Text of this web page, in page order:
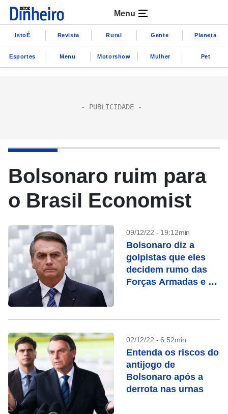
Menu
IstoÉ Revista Rural Gente Planeta
Esportes Menu Motorshow Mulher Pet
Bolsonaro ruim para
o Brasil Economist
09/12/22 - 19:12min
Bolsonaro diz a
golpistas que eles
decidem rumo das
Forças Armadas e os
02/12/22 - 6:52min
Entenda os riscos do
antijogo de
Bolsonaro após a
derrota nas urnas